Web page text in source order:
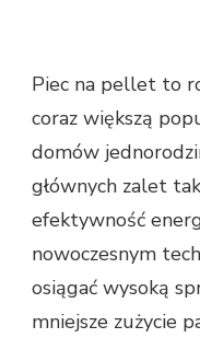
Piec na pellet to
coraz większą
domów
głównych zalet
efektywność
nowoczesnym
osiągać wysoką
mniejsze zużycie